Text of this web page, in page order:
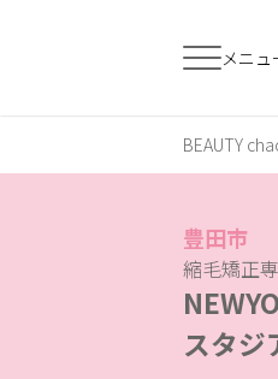
メニュ
すでに会員の方
ジャンルで探す
BEAUTY
豊田市
縮毛矯正
スタジ